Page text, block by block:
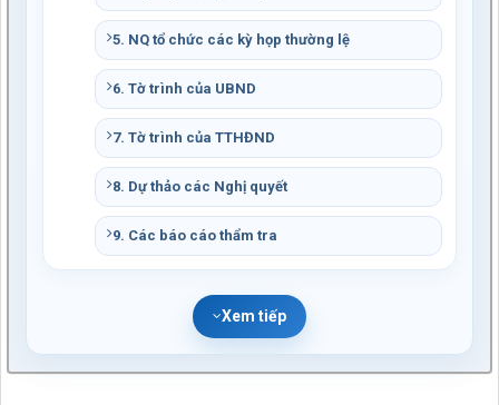
5. NQ tổ chức các kỳ họp thường lệ
6. Tờ trình của UBND
7. Tờ trình của TTHĐND
8. Dự thảo các Nghị quyết
9. Các báo cáo thẩm tra
Xem tiếp